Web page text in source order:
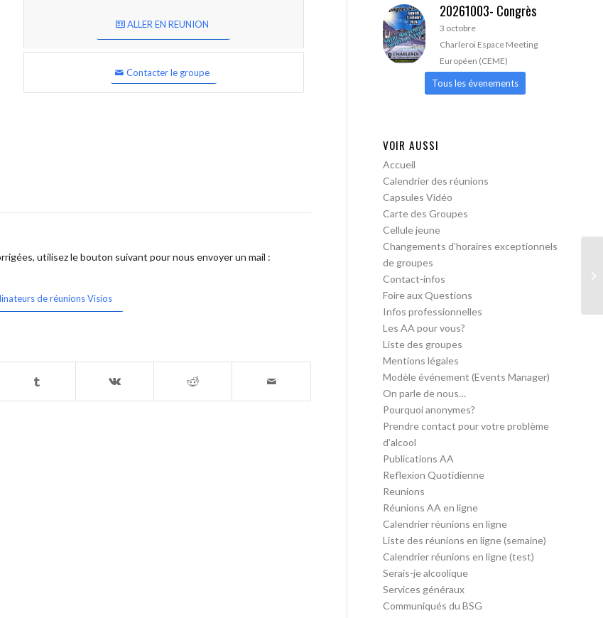
ALLER EN REUNION
Contacter le groupe
utilisez le bouton suivant pour nous envoyer un mail :
de réunions Visios
20261003- Congrès
3 octobre
Charleroi Espace Meeting
Européen (CEME)
Tous les évenements
VOIR AUSSI
Accueil
Calendrier des réunions
Capsules Vidéo
Carte des Groupes
Cellule jeune
Changements d’horaires exceptionnels
de groupes
Contact-infos
Foire aux Questions
Infos professionnelles
Les AA pour vous?
Liste des groupes
Mentions légales
Modèle événement (Events Manager)
On parle de nous…
Pourquoi anonymes?
Prendre contact pour votre problème
d’alcool
Publications AA
Reflexion Quotidienne
Reunions
Réunions AA en ligne
Calendrier réunions en ligne
Liste des réunions en ligne (semaine)
Calendrier réunions en ligne (test)
Serais-je alcoolique
Services généraux
Communiqués du BSG